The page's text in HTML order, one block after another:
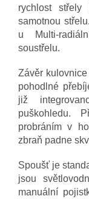
rychlost
samotnou
u Multi-
soustřelu.
Závěr
pohodlné
již
puškohledu.
probráním v
zbraň padne
Spoušť je
jsou
manuální